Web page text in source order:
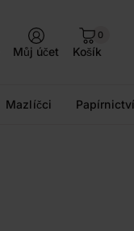
Můj účet
0
Košík
Mazlíčci